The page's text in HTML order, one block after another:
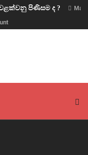
වළක්වනු පිණිසම ද ?